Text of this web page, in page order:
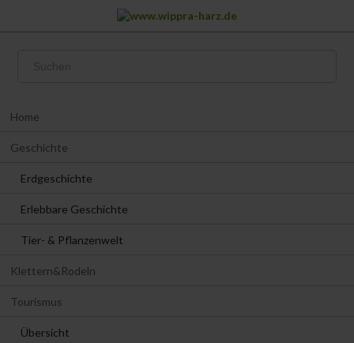
überspringen
Home
Geschichte
Erdgeschichte
Erlebbare Geschichte
Tier- & Pflanzenwelt
Klettern&Rodeln
Tourismus
Übersicht